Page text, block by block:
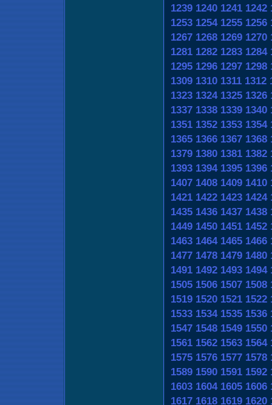
1239 1240 1241 1242
1253 1254 1255 1256
1267 1268 1269 1270
1281 1282 1283 1284
1295 1296 1297 1298
1309 1310 1311 1312
1323 1324 1325 1326
1337 1338 1339 1340
1351 1352 1353 1354
1365 1366 1367 1368
1379 1380 1381 1382
1393 1394 1395 1396
1407 1408 1409 1410
1421 1422 1423 1424
1435 1436 1437 1438
1449 1450 1451 1452
1463 1464 1465 1466
1477 1478 1479 1480
1491 1492 1493 1494
1505 1506 1507 1508
1519 1520 1521 1522
1533 1534 1535 1536
1547 1548 1549 1550
1561 1562 1563 1564
1575 1576 1577 1578
1589 1590 1591 1592
1603 1604 1605 1606
1617 1618 1619 1620